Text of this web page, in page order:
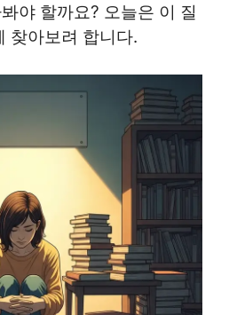
야 할까요? 오늘은 이 질
찾아보려 합니다.